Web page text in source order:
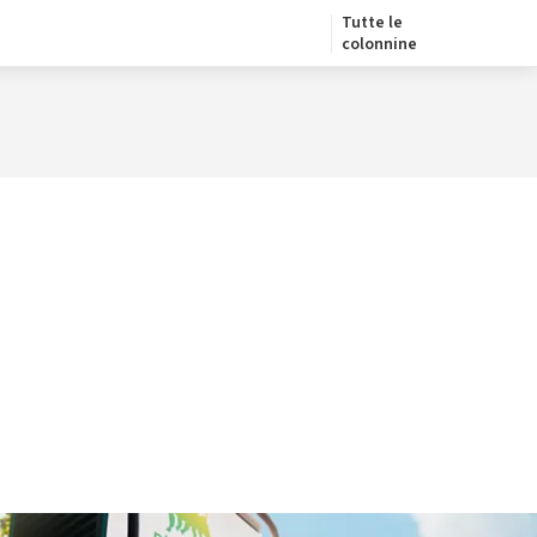
Tutte le
colonnine